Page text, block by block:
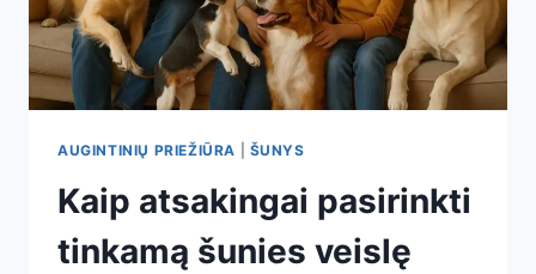
AUGINTINIŲ PRIEŽIŪRA ŠUNYS
Kaip atsakingai pasirinkti
tinkamą šunies veislę